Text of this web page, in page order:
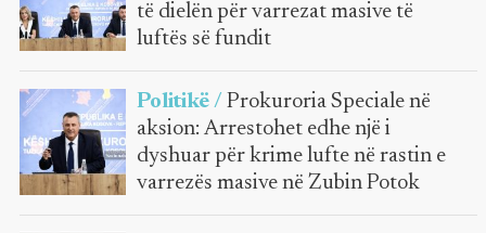
të dielën për varrezat masive të
luftës së fundit
Politikë / Prokuroria Speciale në
aksion: Arrestohet edhe një i
dyshuar për krime lufte në rastin e
varrezës masive në Zubin Potok